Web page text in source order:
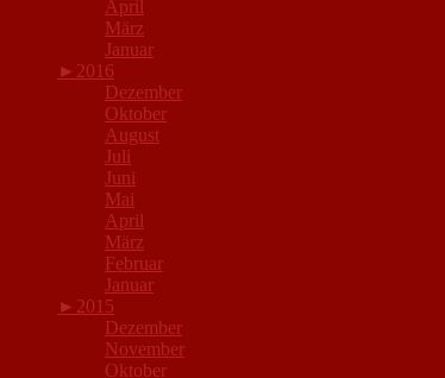
April
März
Januar
► 2016
Dezember
Oktober
August
Juli
Juni
Mai
April
März
Februar
Januar
► 2015
Dezember
November
Oktober